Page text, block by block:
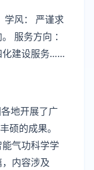
学风： 严谨求
服务方向 ：
化建设服务……
地开展了广
硕的成果。
气功科学学
内容涉及